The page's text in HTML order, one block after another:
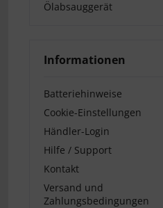
Ölabsauggerät
Informationen
Batteriehinweise
Cookie-Einstellungen
Händler-Login
Hilfe / Support
Kontakt
Versand und
Zahlungsbedingungen